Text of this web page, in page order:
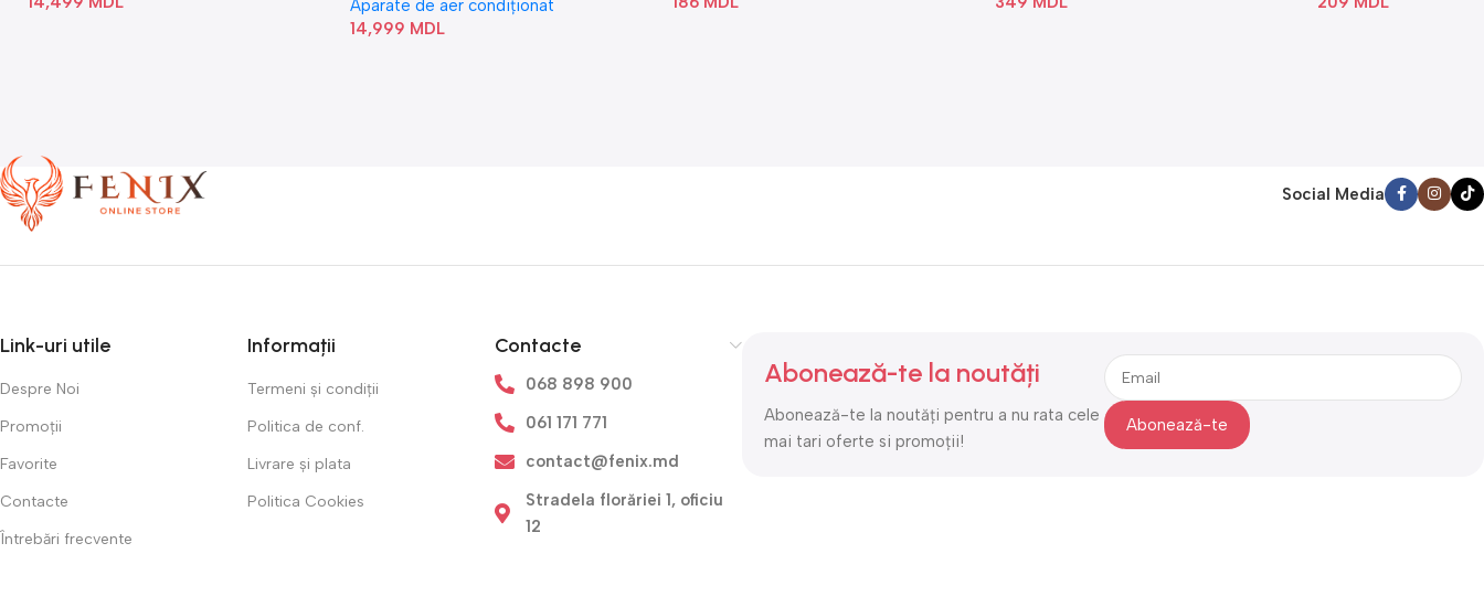
Aparate de aer condiționat
14,999 MDL
Social Media
Link-uri utile
Despre Noi
Promoții
Favorite
Contacte
Întrebări frecvente
Informații
Termeni și condiții
Politica de conf.
Livrare și plata
Politica Cookies
Contacte
068 898 900
061 171 771
contact@fenix.md
Stradela florăriei 1, oficiu
12
Abonează-te la noutăți
Abonează-te la noutăți pentru a nu rata cele
mai tari oferte si promoții!